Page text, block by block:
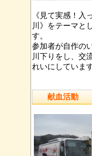
《見て実感！入
川》をテーマと
す。
参加者が自作の
川下りをし、交
れいにしています
献血活動